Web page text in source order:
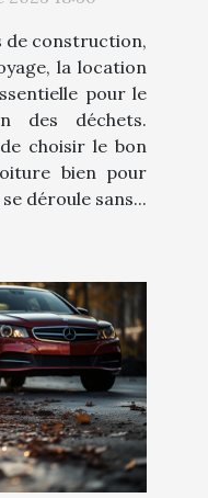
de construction,
la location
pour le
des déchets.
choisir le bon
bien pour
déroule sans...